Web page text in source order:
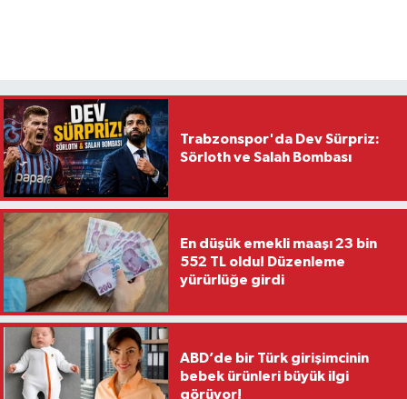
Trabzonspor'da Dev Sürpriz:
Sörloth ve Salah Bombası
En düşük emekli maaşı 23 bin
552 TL oldu! Düzenleme
yürürlüğe girdi
ABD’de bir Türk girişimcinin
bebek ürünleri büyük ilgi
görüyor!